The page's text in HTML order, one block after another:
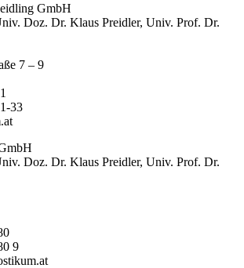
GmbH
Doz. Dr. Klaus Preidler, Univ. Prof. Dr.
7 – 9
33
Doz. Dr. Klaus Preidler, Univ. Prof. Dr.
9